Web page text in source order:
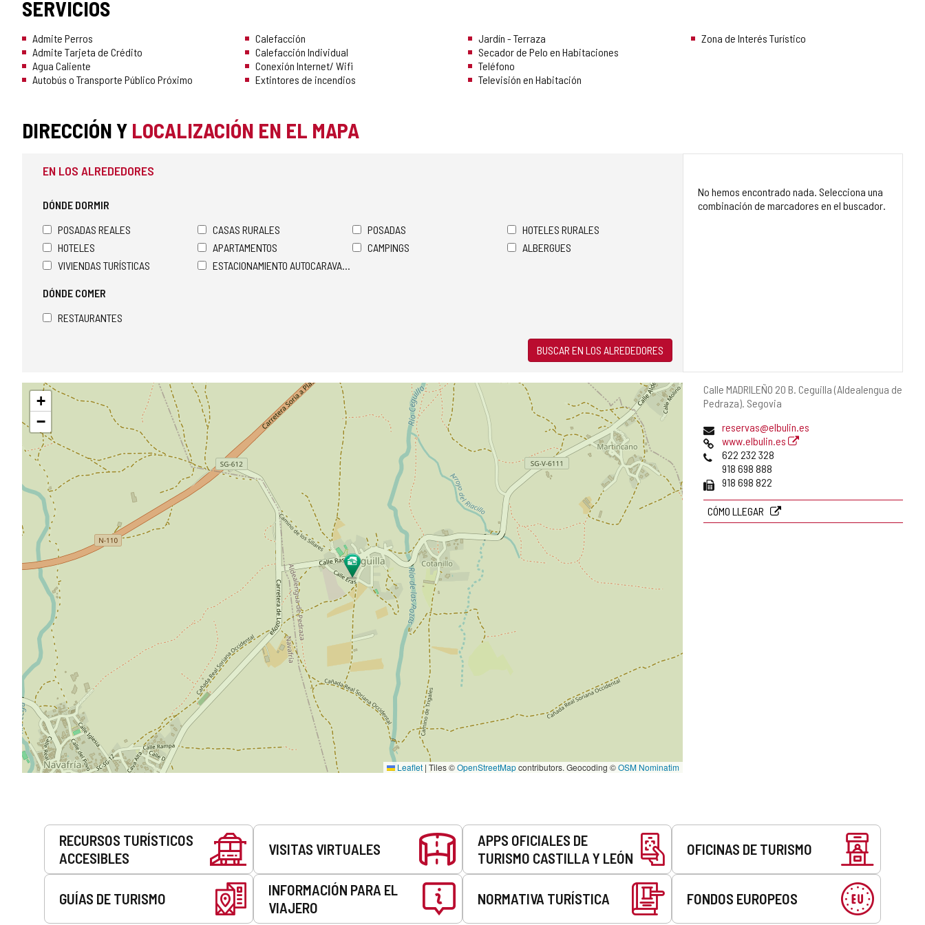
SERVICIOS
Admite Perros
Admite Tarjeta de Crédito
Agua Caliente
Autobús o Transporte Público Próximo
Calefacción
Calefacción Individual
Conexión Internet/ Wifi
Extintores de incendios
Jardín - Terraza
Secador de Pelo en Habitaciones
Teléfono
Televisión en Habitación
Zona de Interés Turístico
DIRECCIÓN Y LOCALIZACIÓN EN EL MAPA
Dirección
postal
Calle MADRILEÑO 20 B. Ceguilla (Aldealengua de
Pedraza). Segovia
Dirección
de
correo
electrónico
reservas@elbulin.es
Página
Web
www.elbulin.es
Teléfonos
622 232 328
918 698 888
Fax 918 698 822
CÓMO LLEGAR
EN LOS ALREDEDORES
DÓNDE DORMIR
POSADAS REALES
CASAS RURALES POSADAS
HOTELES RURALES
HOTELES
APARTAMENTOS CAMPINGS
ALBERGUES
VIVIENDAS TURÍSTICAS
ESTACIONAMIENTO AUTOCARAVANAS
DÓNDE COMER
RESTAURANTES
BUSCAR EN LOS ALREDEDORES
No hemos encontrado nada. Selecciona una
combinación de marcadores en el buscador.
Saltar
mapa
+
−
Leaflet | Tiles ©OpenStreetMapcontributors. Geocoding ©OSM Nominatim
Servicios
RECURSOS TURÍSTICOS
ACCESIBLES
VISITAS VIRTUALES
APPS OFICIALES DE
TURISMO CASTILLA Y LEÓN
OFICINAS DE TURISMO
GUÍAS DE TURISMO
INFORMACIÓN PARA EL
VIAJERO
NORMATIVA TURÍSTICA FONDOS EUROPEOS